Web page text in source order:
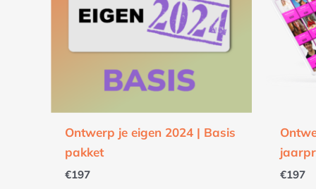
Ontwerp je eigen 2024 | Basis
pakket
€197 €197